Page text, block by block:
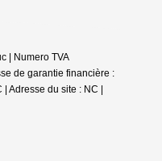
| Numero TVA
de garantie financière :
du site : NC |